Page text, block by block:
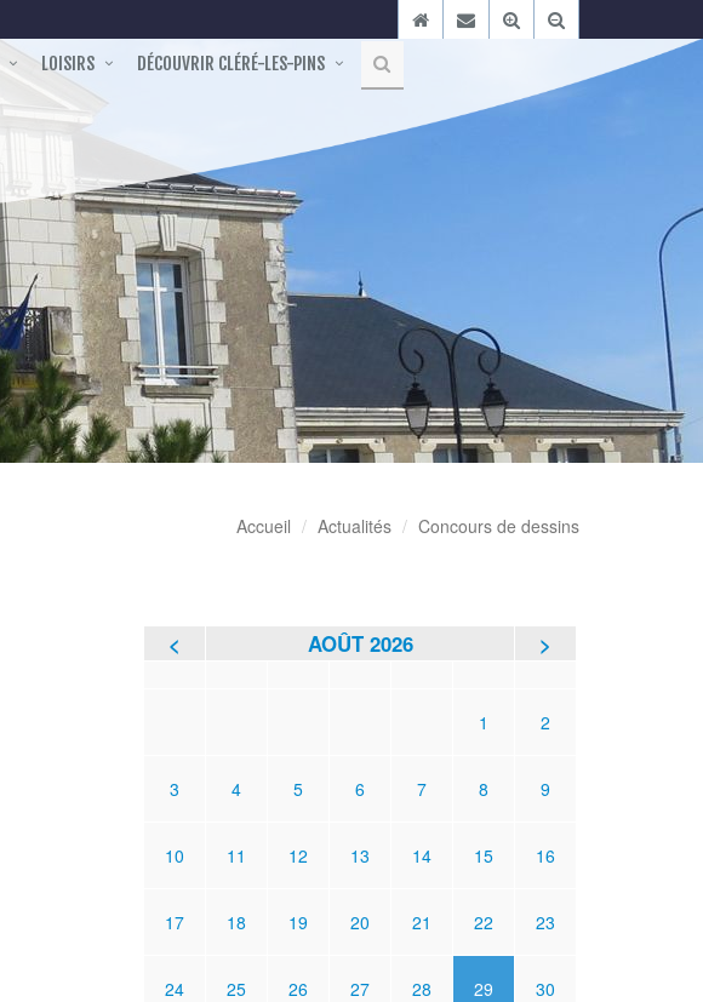
LOISIRS DÉCOUVRIR CLÉRÉ-LES-PINS
Accueil Actualités Concours de dessins
< AOÛT 2026 >
1
2
3 4 5 6 7 8 9
10 11 12 13 14 15 16
17 18 19 20 21 22 23
24 25 26 27 28 29 30